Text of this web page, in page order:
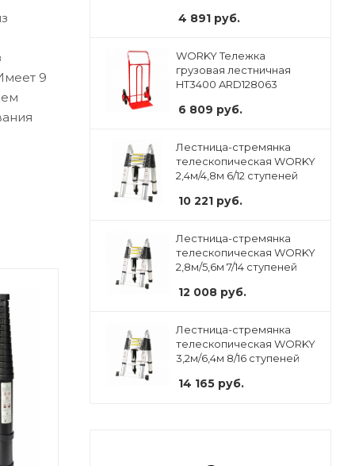
9
4 891 руб.
WORKY Тележка
грузовая лестничная
HT3400 ARD128063
6 809 руб.
Лестница-стремянка
телескопическая WORKY
2,4м/4,8м 6/12 ступеней
10 221 руб.
Лестница-стремянка
телескопическая WORKY
2,8м/5,6м 7/14 ступеней
12 008 руб.
Лестница-стремянка
телескопическая WORKY
3,2м/6,4м 8/16 ступеней
14 165 руб.